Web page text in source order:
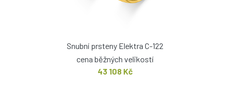
Snubní prsteny Elektra C-122
cena běžných velikostí
43 108 Kč